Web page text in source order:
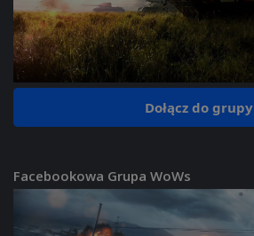
Dołącz do grupy
Facebookowa Grupa WoWs